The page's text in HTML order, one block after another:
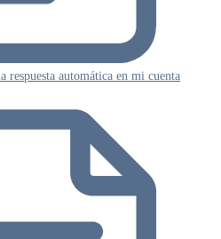
respuesta automática en mi cuenta